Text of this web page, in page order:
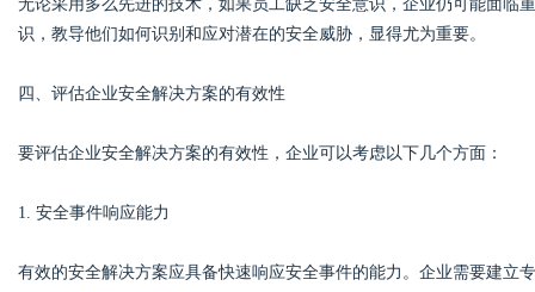
无论采用多么先进的技术，如果员工缺乏安全意识，企业仍可能面临
识，教导他们如何识别和应对潜在的安全威胁，显得尤为重要。
四、评估企业安全解决方案的有效性
要评估企业安全解决方案的有效性，企业可以考虑以下几个方面：
1. 安全事件响应能力
有效的安全解决方案应具备快速响应安全事件的能力。企业需要建立